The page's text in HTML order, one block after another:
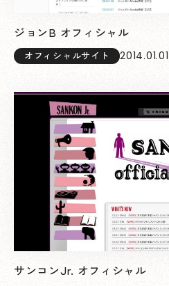
ジョンB オフィシャル
オフィシャルサイト 2014.01.01
サンコンJr. オフィシャル